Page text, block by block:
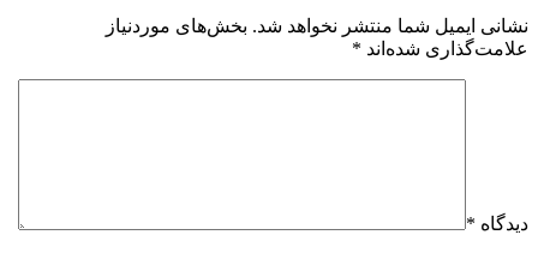
نشانی ایمیل شما منتشر نخواهد شد. بخش‌های موردنیاز
علامت‌گذاری شده‌اند *
دیدگاه *